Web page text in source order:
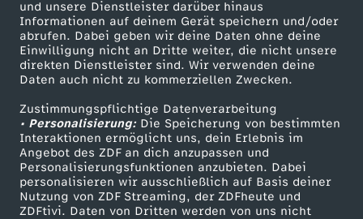
und unsere Dienstleister darüber hinaus
Informationen auf deinem Gerät speichern und/oder
abrufen. Dabei geben wir deine Daten ohne deine
Einwilligung nicht an Dritte weiter, die nicht unsere
direkten Dienstleister sind. Wir verwenden deine
Daten auch nicht zu kommerziellen Zwecken.
Zustimmungspflichtige Datenverarbeitung
• Personalisierung:Die Speicherung von bestimmten
Interaktionen ermöglicht uns, dein Erlebnis im
Angebot des ZDF an dich anzupassen und
Personalisierungsfunktionen anzubieten. Dabei
personalisieren wir ausschließlich auf Basis deiner
Nutzung von ZDF Streaming, der ZDFheute und
ZDFtivi. Daten von Dritten werden von uns nicht
u
s
:
E
U
Mehr ZDF
ZDF-Apps
Smart TV
ZDFtext
Livestreams
Sendungen A-Z
TV-Programm
Service
ZDFmitreden
Kontakt zum ZDF
Tickets
Zuschauerservice
Hilfe